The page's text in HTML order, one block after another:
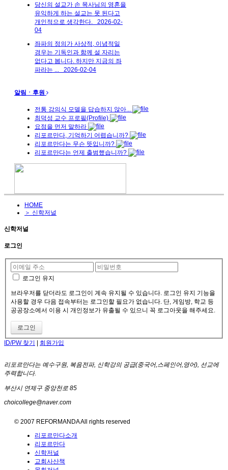
당신의 설교가 손 목사님의 영혼을
유익하게 하는 설교는 못 된다고
개인적으로 생각한다.
2026-02-
04
좌파의 정의가 사상적, 이념적일
경우는 기독인과 함께 설 자리는
없다고 봅니다. 하지만 지금의 좌
파라는 ...
2026-02-04
알림ㆍ후원
전통 강의식 모델을 답습하지 않아...
최덕성 교수 프로필(Profile)
요점을 먼저 말하라
리포르만다, 기억하기 어렵습니까?
리포르만다는 무슨 뜻입니까?
리포르만다는 언제 출범했습니까?
HOME
＞ 신학저널
신학저널
로그인
로그인 유지
브라우저를 닫더라도 로그인이 계속 유지될 수 있습니다. 로그인 유지 기능을
사용할 경우 다음 접속부터는 로그인할 필요가 없습니다. 단, 게임방, 학교 등
공공장소에서 이용 시 개인정보가 유출될 수 있으니 꼭 로그아웃을 해주세요.
ID/PW 찾기 회원가입
리포르만다는 예수구원, 복음전파, 신학강의 공급(중국어,스페인어,영어), 선교에
주력합니다.
부산시 연제구 중앙천로 85
choicollege@naver.com
© 2007 REFORMANDA All rights reserved
리포르만다소개
리포르만다
신학저널
교회사산책